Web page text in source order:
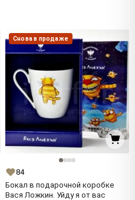
Снова в продаже
84
Бокал в подарочной коробке
Вася Ложкин. Уйду я от вас